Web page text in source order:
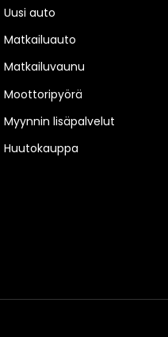
Uusi auto
Matkailuauto
Matkailuvaunu
Moottoripyörä
Myynnin lisäpalvelut
Huutokauppa